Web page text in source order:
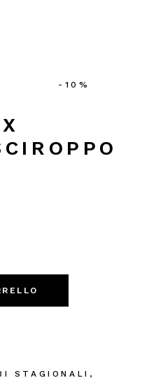
-10%
150ml quantity
STAGIONALI ,